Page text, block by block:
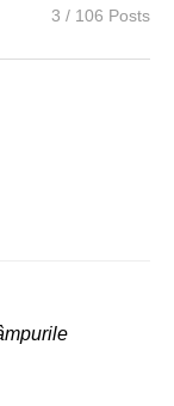
3 / 106 Posts